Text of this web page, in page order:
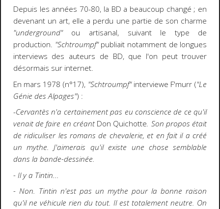
Depuis les années 70-80, la BD a beaucoup changé ; en
devenant un art, elle a perdu une partie de son charme
"underground"ou artisanal, suivant le type de
production. "Schtroumpf"publiait notamment de longues
interviews des auteurs de BD, que l'on peut trouver
désormais sur internet.
En mars 1978 (n°17), "Schtroumpf"interviewe F'murr ("Le
Génie des Alpages") :
-Cervantès n'a certainement pas eu conscience de ce qu'il
venait de faire en créantDon Quichotte. Son propos était
de ridiculiser les romans de chevalerie, et en fait il a créé
un mythe. J'aimerais qu'il existe une chose semblable
dans la bande-dessinée.
- Il y a Tintin...
- Non. Tintin n'est pas un mythe pour la bonne raison
qu'il ne véhicule rien du tout. Il est totalement neutre. On